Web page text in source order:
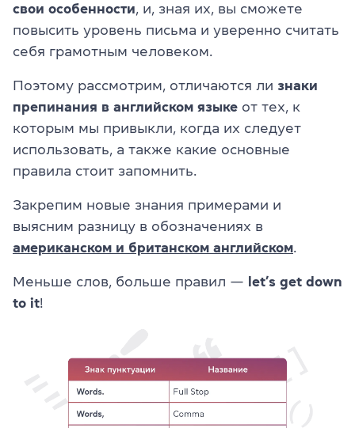
свои особенности , и, зная их, вы сможете
повысить уровень письма и уверенно считать
себя грамотным человеком.
Поэтому рассмотрим, отличаются ли знаки
препинания в английском языке от тех, к
которым мы привыкли, когда их следует
использовать, а также какие основные
правила стоит запомнить.
Закрепим новые знания примерами и
выясним разницу в обозначениях в
американском и британском английском
Меньше слов, больше правил —
let’s get down
to it!